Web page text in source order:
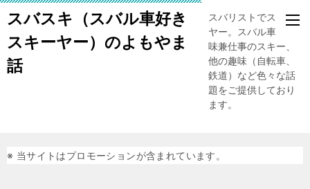
スバスキ（スバル車好き
スキーヤー）のよもやま
話
スバリストでスキー
ヤー。スバル車、趣
味兼仕事のスキー、
他の趣味（自転車、
鉄道）など色々な話
題をご提供しており
ます。
※ 当サイトはプロモーションが含まれています。